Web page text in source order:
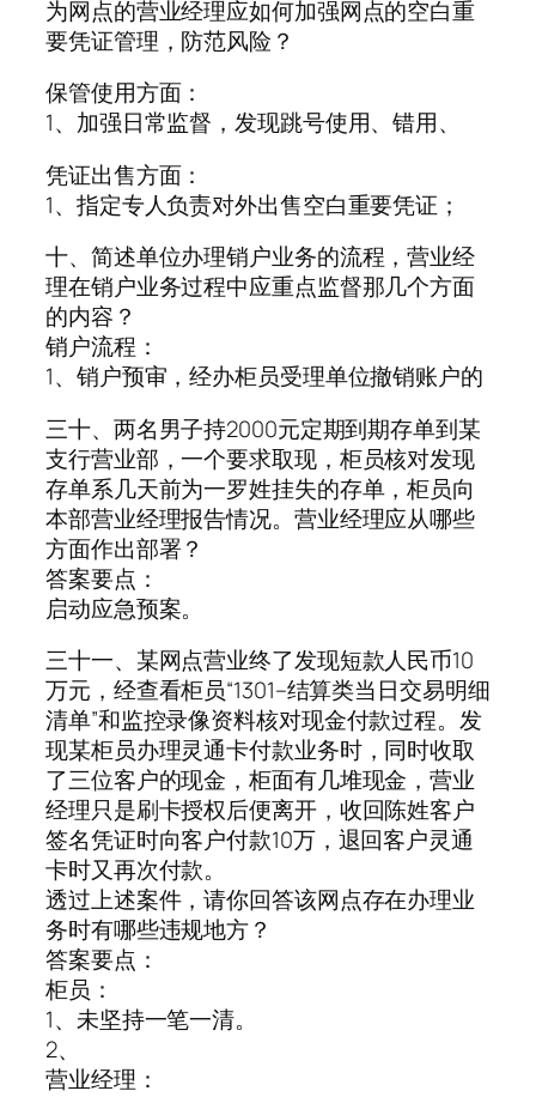
为网点的营业经理应如何加强网点的空白重
要凭证管理，防范风险？
保管使用方面：
1、加强日常监督，发现跳号使用、错用、
凭证出售方面：
1、指定专人负责对外出售空白重要凭证；
十、简述单位办理销户业务的流程，营业经
理在销户业务过程中应重点监督那几个方面
的内容？
销户流程：
1、销户预审，经办柜员受理单位撤销账户的
三十、两名男子持2000元定期到期存单到某
支行营业部，一个要求取现，柜员核对发现
存单系几天前为一罗姓挂失的存单，柜员向
本部营业经理报告情况。营业经理应从哪些
方面作出部署？
答案要点：
启动应急预案。
三十一、某网点营业终了发现短款人民币10
万元，经查看柜员“1301–结算类当日交易明细
清单”和监控录像资料核对现金付款过程。发
现某柜员办理灵通卡付款业务时，同时收取
了三位客户的现金，柜面有几堆现金，营业
经理只是刷卡授权后便离开，收回陈姓客户
签名凭证时向客户付款10万，退回客户灵通
卡时又再次付款。
透过上述案件，请你回答该网点存在办理业
务时有哪些违规地方？
答案要点：
柜员：
1、未坚持一笔一清。
2、
营业经理：